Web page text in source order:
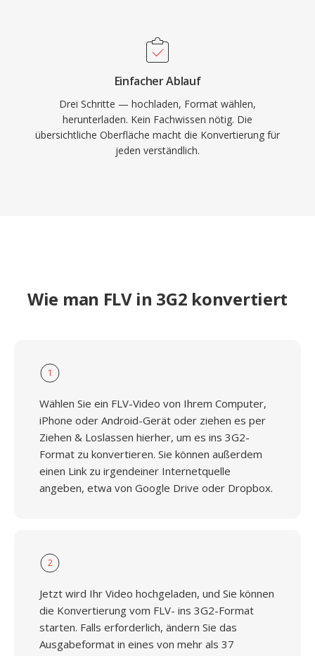
Einfacher Ablauf
Drei Schritte — hochladen, Format wählen,
herunterladen. Kein Fachwissen nötig. Die
übersichtliche Oberfläche macht die Konvertierung für
jeden verständlich.
Wie man FLV in 3G2 konvertiert
1
Wählen Sie ein FLV-Video von Ihrem Computer,
iPhone oder Android-Gerät oder ziehen es per
Ziehen & Loslassen hierher, um es ins 3G2-
Format zu konvertieren. Sie können außerdem
einen Link zu irgendeiner Internetquelle
angeben, etwa von Google Drive oder Dropbox.
2
Jetzt wird Ihr Video hochgeladen, und Sie können
die Konvertierung vom FLV- ins 3G2-Format
starten. Falls erforderlich, ändern Sie das
Ausgabeformat in eines von mehr als 37